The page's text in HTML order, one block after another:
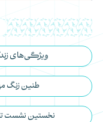
ویژگی‌های
طنین زنگ
نخستین نشست